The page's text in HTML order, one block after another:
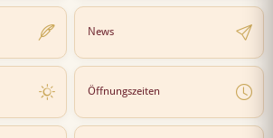
News
Öffnungszeiten